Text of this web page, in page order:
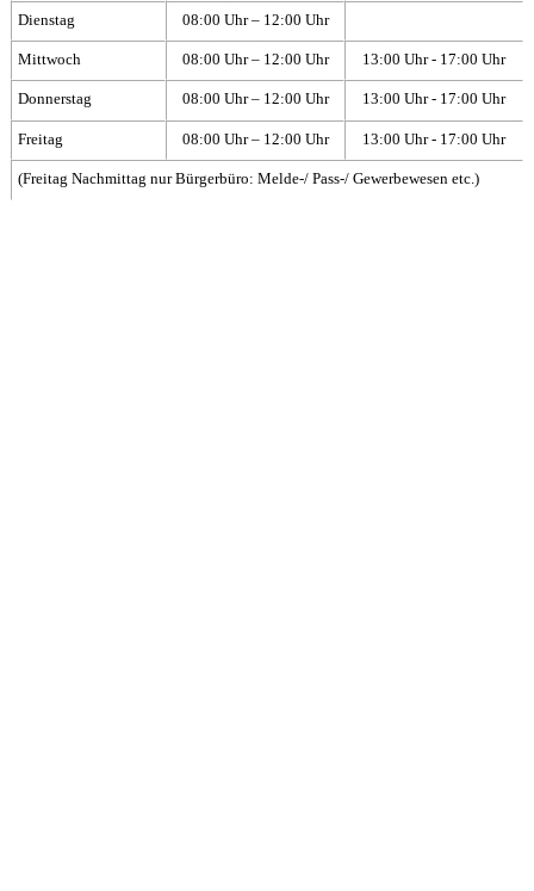
Dienstag 08:00 Uhr – 12:00 Uhr
Mittwoch 08:00 Uhr – 12:00 Uhr 13:00 Uhr - 17:00 Uhr
Donnerstag 08:00 Uhr – 12:00 Uhr 13:00 Uhr - 17:00 Uhr
Freitag 08:00 Uhr – 12:00 Uhr 13:00 Uhr - 17:00 Uhr
(Freitag Nachmittag nur Bürgerbüro: Melde-/ Pass-/ Gewerbewesen etc.)